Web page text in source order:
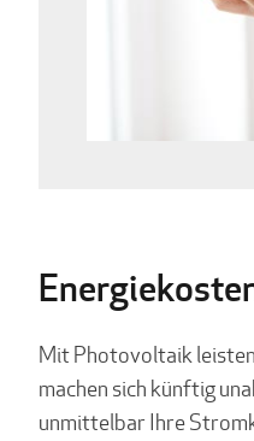
Mit Photovoltaik
machen sich künftig
unmittelbar Ihre